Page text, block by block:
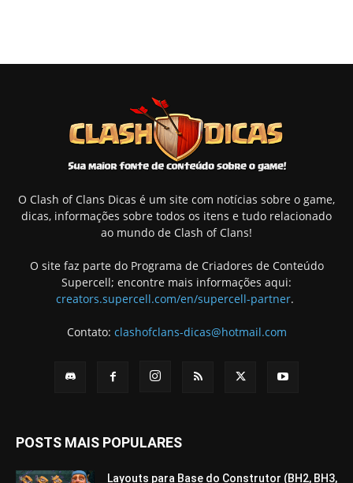
O Clash of Clans Dicas é um site com notícias sobre o game,
dicas, informações sobre todos os itens e tudo relacionado
ao mundo de Clash of Clans!
O site faz parte do Programa de Criadores de Conteúdo
Supercell; encontre mais informações aqui:
creators.supercell.com/en/supercell-partner.
Contato: clashofclans-dicas@hotmail.com
POSTS MAIS POPULARES
Layouts para Base do Construtor (BH2, BH3,